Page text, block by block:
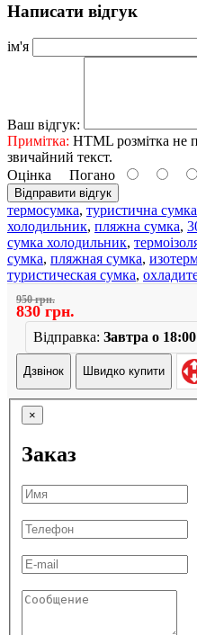
Написати відгук
ім'я
Ваш відгук:
Примітка: HTML розмітка не
звичайний текст.
Оцінка Погано
Відправити відгук
термосумка, туристична сумка
холодильник, пляжна сумка,
сумка холодильник,
сумка, пляжная сумка,
туристическая сумка,
950 грн.
830 грн.
Відправка: Завтра о 18:00
Дзвінок Швидко купити
×
Заказ